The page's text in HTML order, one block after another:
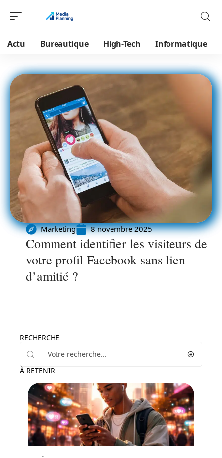
Actu Bureautique High-Tech Informatique
Marketing 8 novembre 2025
Comment identifier les visiteurs de
votre profil Facebook sans lien
d’amitié ?
RECHERCHE
À RETENIR
Marketing